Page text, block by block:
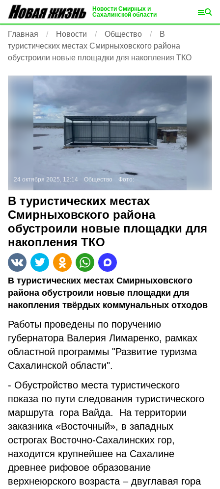
Новости Смирных и
Сахалинской области
Главная Новости Общество
В
туристических местах Смирныховского района
обустроили новые площадки для накопления ТКО
24 октября 2025, 12:14 Общество Фото:
В туристических местах
Смирныховского района
обустроили новые площадки для
накопления ТКО
В туристических местах Смирныховского
района обустроили новые площадки для
накопления твёрдых коммунальных отходов
Работы проведены по поручению
губернатора Валерия Лимаренко, рамках
областной программы "Развитие туризма
Сахалинской области".
- Обустройство места туристического
показа по пути следования туристического
маршрута гора Вайда. На территории
заказника «Восточный», в западных
острогах Восточно-Сахалинских гор,
находится крупнейшее на Сахалине
древнее рифовое образование
верхнеюрского возраста – двуглавая гора